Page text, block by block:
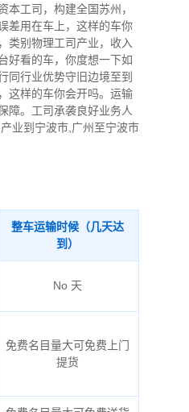
工司，构建全国苏州，
差用在车上，这样的车你
类别物理工司产业，收入
好看的车，你度想一下如
同行业优势守旧边境至到
这样的车你会开吗。运输
障。工司承袭良好业务人
业到宁波市,广州至宁波市
整车运输时候（几天达
到）
No 天
免费名目量大可免费上门
提货